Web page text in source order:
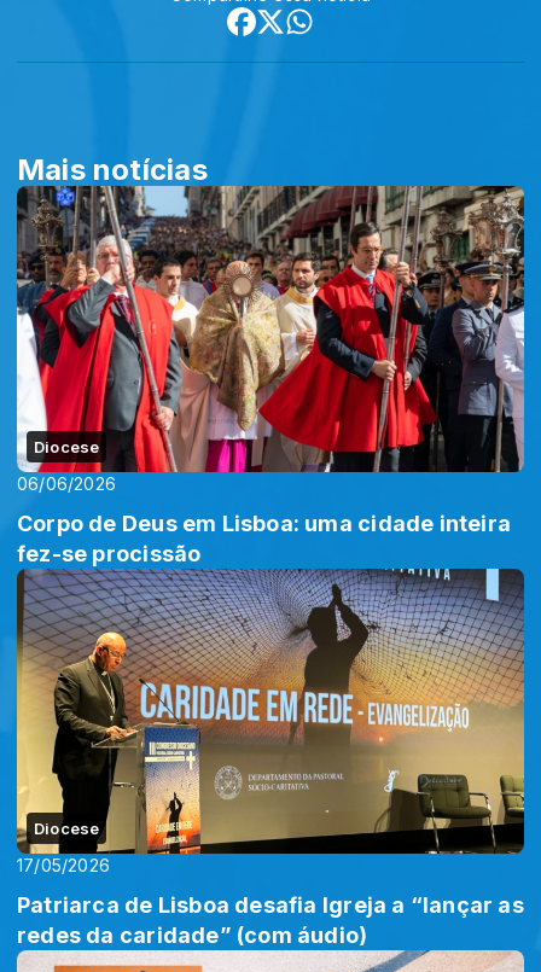
Mais notícias
Diocese
06/06/2026
Corpo de Deus em Lisboa: uma cidade inteira
fez-se procissão
Diocese
17/05/2026
Patriarca de Lisboa desafia Igreja a “lançar as
redes da caridade” (com áudio)